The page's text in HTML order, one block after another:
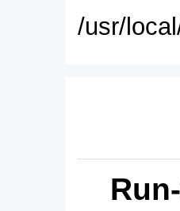
/usr/